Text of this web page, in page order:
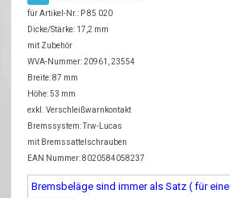
für Artikel-Nr.: P 85 020
Dicke/Stärke: 17,2 mm
mit Zubehör
WVA-Nummer: 20961, 23554
Breite: 87 mm
Höhe: 53 mm
exkl. Verschleißwarnkontakt
Bremssystem: Trw-Lucas
mit Bremssattelschrauben
EAN Nummer: 8020584058237
Bremsbeläge sind immer als Satz ( für